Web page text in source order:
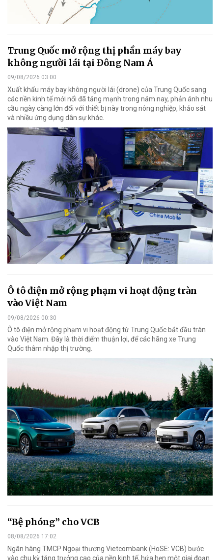
Trung Quốc mở rộng thị phần máy bay
không người lái tại Đông Nam Á
09/08/2026 03:00
Xuất khẩu máy bay không người lái (drone) của Trung Quốc sang
các nền kinh tế mới nổi đã tăng mạnh trong năm nay, phản ánh nhu
cầu ngày càng lớn đối với thiết bị này trong nông nghiệp, khảo sát
và nhiều ứng dụng dân sự khác.
Ô tô điện mở rộng phạm vi hoạt động tràn
vào Việt Nam
09/08/2026 00:30
Ô tô điện mở rộng phạm vi hoạt động từ Trung Quốc bắt đầu tràn
vào Việt Nam. Đây là thời điểm thuận lợi, để các hãng xe Trung
Quốc thâm nhập thị trường.
“Bệ phóng” cho VCB
08/08/2026 17:02
Ngân hàng TMCP Ngoại thương Vietcombank (HoSE: VCB) bước
vào chu kỳ tăng trưởng cao của nền kinh tế, hứa hẹn một giai đoạn